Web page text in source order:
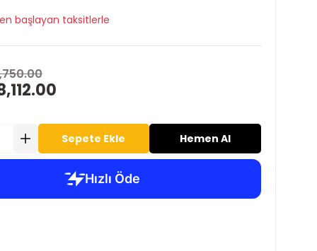
başlayan taksitlerle
Sepete Ekle Hemen Al